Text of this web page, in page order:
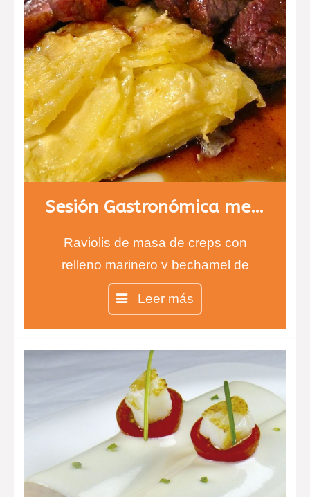
Sesión Gastronómica menú 2
Raviolis de masa de creps con
relleno marinero y bechamel de
pimientos de piquillo.
Magret de pato con puré de
berenjena y queso de cabra y
crujiente de parmesano y gratén de
patata con bacon.
Raviolis de piña con sopa de coco
Leer más